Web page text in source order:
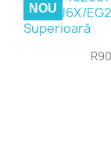
NOU